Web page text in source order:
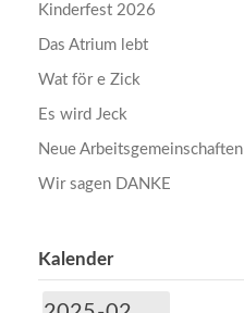
Kinderfest 2026
Das Atrium lebt
Wat för e Zick
Es wird Jeck
Neue Arbeitsgemeinschaften
Wir sagen DANKE
Kalender